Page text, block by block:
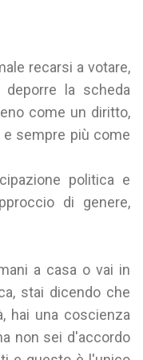
recarsi a votare,
la scheda
come un diritto,
sempre più come
politica e
di genere,
a casa o vai in
stai dicendo che
hai una coscienza
non sei d'accordo